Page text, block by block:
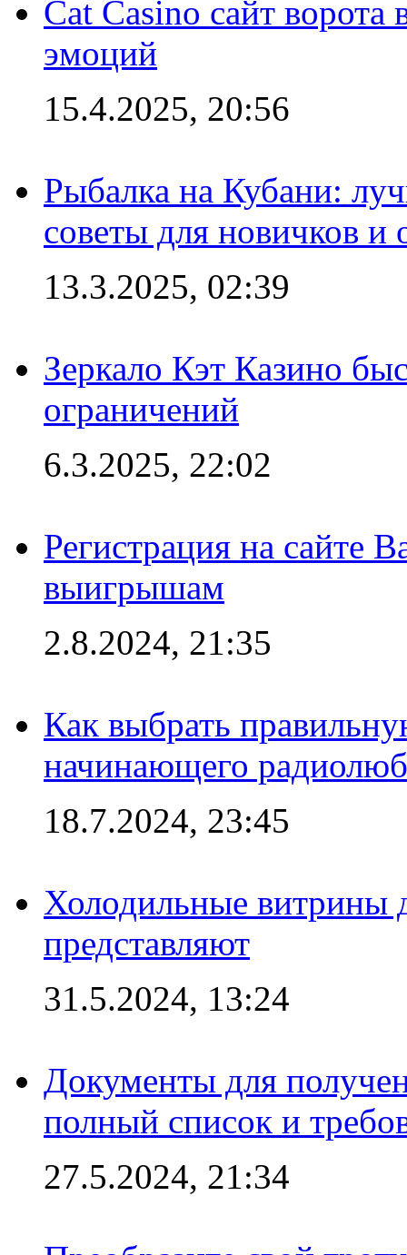
Cat Casino сайт
эмоций
15.4.2025, 20:56
Рыбалка на Кубани:
советы для новичков
13.3.2025, 02:39
Зеркало Кэт Казино
ограничений
6.3.2025, 22:02
Регистрация на сайте
выигрышам
2.8.2024, 21:35
Как выбрать
начинающего
18.7.2024, 23:45
Холодильные витрины
представляют
31.5.2024, 13:24
Документы для
полный список и
27.5.2024, 21:34